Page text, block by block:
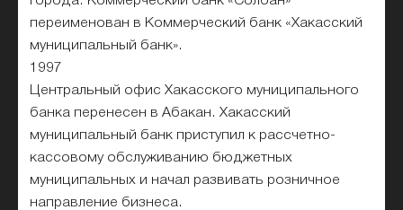
переименован в Коммерческий банк «Хакасский
муниципальный банк».
1997
Центральный офис Хакасского муниципального
банка перенесен в Абакан. Хакасский
муниципальный банк приступил к рассчетно-
кассовому обслуживанию бюджетных
муниципальных и начал развивать розничное
направление бизнеса.